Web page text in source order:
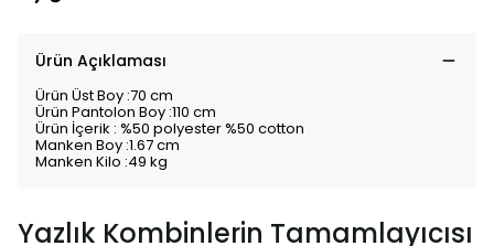
Ürün Açıklaması
Ürün Üst Boy :70 cm
Ürün Pantolon Boy :110 cm
Ürün İçerik : %50 polyester %50 cotton
Manken Boy :1.67 cm
Manken Kilo :49 kg
Yazlık Kombinlerin Tamamlayıcısı